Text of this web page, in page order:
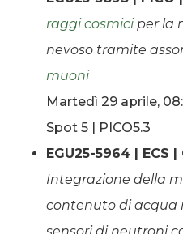
raggi cosmiciper la
nevoso tramite
muoni
Martedì 29 aprile,
Spot 5 | PICO5.3
EGU25-5964 | ECS
Integrazione della
contenuto di acqua
sensori di neutroni